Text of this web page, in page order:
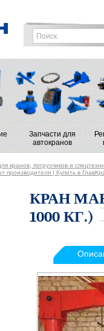
Запчасти для
автокранов
кранов, погрузчиков и
производителя | Купить в
КРАН
1000 КГ.)